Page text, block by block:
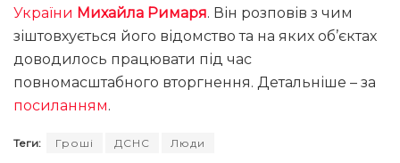
України Михайла Римаря. Він розповів з чим
зіштовхується його відомство та на яких об’єктах
доводилось працювати під час
повномасштабного вторгнення. Детальніше – за
посиланням.
Теги: Гроші ДСНС Люди